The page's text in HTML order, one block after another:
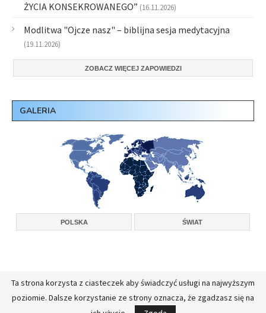
ŻYCIA KONSEKROWANEGO” (16.11.2026)
Modlitwa "Ojcze nasz" – biblijna sesja medytacyjna
(19.11.2026)
ZOBACZ WIĘCEJ ZAPOWIEDZI
GALERIA
POLSKA ŚWIAT
Copyright © 2026, Konferencja Wyższych Przełożonych Zakonów Męskich w
Polsce.
FullStackAdmin - opieka administracyjna nad serwerami
Ta strona korzysta z ciasteczek aby świadczyć usługi na najwyższym
poziomie. Dalsze korzystanie ze strony oznacza, że zgadzasz się na